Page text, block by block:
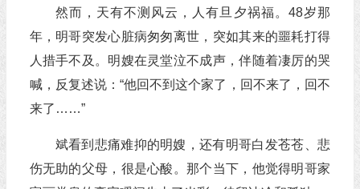
然而，天有不测风云，人有旦夕祸福。48岁那
年，明哥突发心脏病匆匆离世，突如其来的噩耗打得
人措手不及。明嫂在灵堂泣不成声，伴随着凄厉的哭
喊，反复述说：“他回不到这个家了，回不来了，回不
来了……”
斌看到悲痛难抑的明嫂，还有明哥白发苍苍、悲
伤无助的父母，很是心酸。那个当下，他觉得明哥家